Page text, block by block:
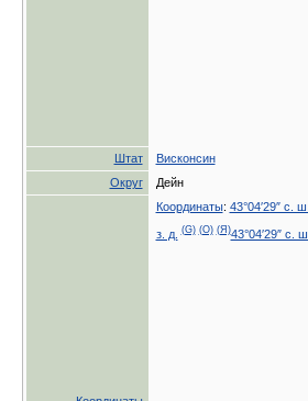
Штат
Висконсин
Округ
Дейн
Координаты: 43°04′29″ с. ш.
з. д. (G) (O) (Я)43°04′29″ с. ш.